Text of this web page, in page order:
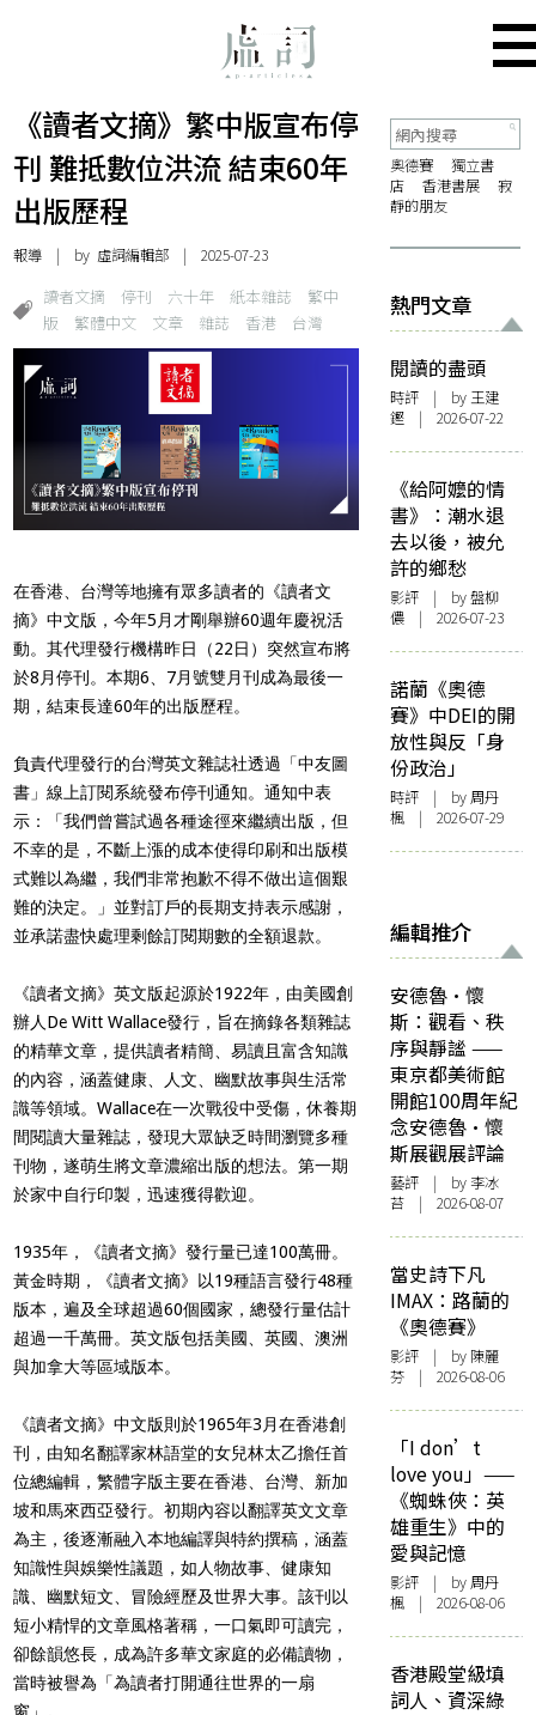
《讀者文摘》繁中版宣布停
刊 難抵數位洪流 結束60年
出版歷程
報導 | by 虛詞編輯部 | 2025-07-23
讀者文摘 停刊 六十年 紙本雜誌
繁中
版
繁體中文 文章 雜誌 香港 台灣
在香港、台灣等地擁有眾多讀者的《讀者文
摘》中文版，今年5月才剛舉辦60週年慶祝活
動。其代理發行機構昨日（22日）突然宣布將
於8月停刊。本期6、7月號雙月刊成為最後一
期，結束長達60年的出版歷程。
負責代理發行的台灣英文雜誌社透過「中友圖
書」線上訂閱系統發布停刊通知。通知中表
示：「我們曾嘗試過各種途徑來繼續出版，但
不幸的是，不斷上漲的成本使得印刷和出版模
式難以為繼，我們非常抱歉不得不做出這個艱
難的決定。」並對訂戶的長期支持表示感謝，
並承諾盡快處理剩餘訂閱期數的全額退款。
《讀者文摘》英文版起源於1922年，由美國創
辦人De Witt Wallace發行，旨在摘錄各類雜誌
的精華文章，提供讀者精簡、易讀且富含知識
的內容，涵蓋健康、人文、幽默故事與生活常
識等領域。Wallace在一次戰役中受傷，休養期
間閱讀大量雜誌，發現大眾缺乏時間瀏覽多種
刊物，遂萌生將文章濃縮出版的想法。第一期
於家中自行印製，迅速獲得歡迎。
1935年，《讀者文摘》發行量已達100萬冊。
黃金時期，《讀者文摘》以19種語言發行48種
版本，遍及全球超過60個國家，總發行量估計
超過一千萬冊。英文版包括美國、英國、澳洲
與加拿大等區域版本。
《讀者文摘》中文版則於1965年3月在香港創
刊，由知名翻譯家林語堂的女兒林太乙擔任首
位總編輯，繁體字版主要在香港、台灣、新加
坡和馬來西亞發行。初期內容以翻譯英文文章
為主，後逐漸融入本地編譯與特約撰稿，涵蓋
知識性與娛樂性議題，如人物故事、健康知
識、幽默短文、冒險經歷及世界大事。該刊以
短小精悍的文章風格著稱，一口氣即可讀完，
卻餘韻悠長，成為許多華文家庭的必備讀物，
當時被譽為「為讀者打開通往世界的一扇
奧德賽
獨立書
店
香港書展
寂
靜的朋友
熱門文章
閱讀的盡頭
時評 | by 王建
鏗 | 2026-07-22
《給阿嬤的情
書》：潮水退
去以後，被允
許的鄉愁
影評 | by 盤柳
儂 | 2026-07-23
諾蘭《奧德
賽》中DEI的開
放性與反「身
份政治」
時評 | by周丹
楓 | 2026-07-29
編輯推介
安德魯·懷
斯：觀看、秩
序與靜謐 ——
東京都美術館
開館100周年紀
念安德魯·懷
斯展觀展評論
藝評 | by 李冰
苔 | 2026-08-07
當史詩下凡
IMAX：路蘭的
《奧德賽》
影評 | by 陳麗
芬 | 2026-08-06
「I don’t
love you」——
《蜘蛛俠：英
雄重生》中的
愛與記憶
影評 | by周丹
楓 | 2026-08-06
香港殿堂級填
詞人、資深綠